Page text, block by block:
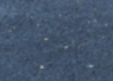
und
“Rost”
der